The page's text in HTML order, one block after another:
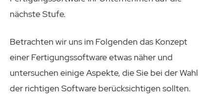
nächste Stufe.
Betrachten wir uns im Folgenden das Konzept
einer Fertigungssoftware etwas näher und
untersuchen einige Aspekte, die Sie bei der Wahl
der richtigen Software berücksichtigen sollten.